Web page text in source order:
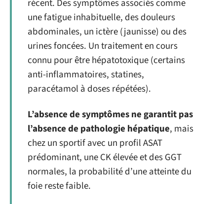
récent. Des symptômes associés comme
une fatigue inhabituelle, des douleurs
abdominales, un ictère (jaunisse) ou des
urines foncées. Un traitement en cours
connu pour être hépatotoxique (certains
anti-inflammatoires, statines,
paracétamol à doses répétées).
L’absence de symptômes ne garantit pas
l’absence de pathologie hépatique, mais
chez un sportif avec un profil ASAT
prédominant, une CK élevée et des GGT
normales, la probabilité d’une atteinte du
foie reste faible.